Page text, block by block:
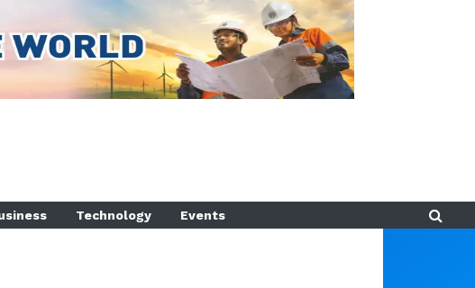
Technology Events